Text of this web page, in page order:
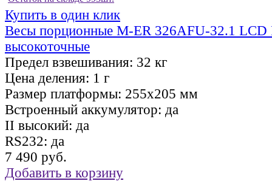
Купить в один клик
Весы порционные M-ER 326AFU-32.1 LCD
высокоточные
Предел взвешивания: 32 кг
Цена деления: 1 г
Размер платформы: 255х205 мм
Встроенный аккумулятор: да
II высокий: да
RS232: да
7 490 руб.
Добавить в корзину